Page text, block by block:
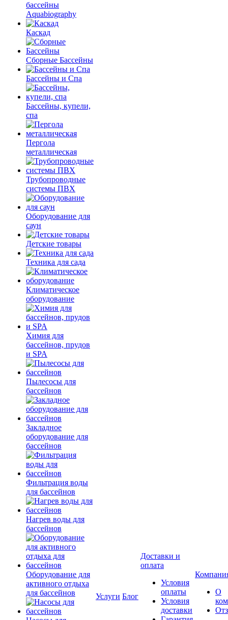
бассейны
Aquabiography
Каскад
Сборные Бассейны
Бассейны и Спа
Бассейны, купели,
спа
Пергола
металлическая
Трубопроводные
системы ПВХ
Оборудование для
саун
Детские товары
Техника для сада
Климатическое
оборудование
Химия для
бассейнов, прудов
и SPA
Пылесосы для
бассейнов
Закладное
оборудование для
бассейнов
Фильтрация воды
для бассейнов
Нагрев воды для
бассейнов
Оборудование для
активного отдыха
для бассейнов
Услуги Блог
Доставки и
оплата
Условия
оплаты
Условия
доставки
О